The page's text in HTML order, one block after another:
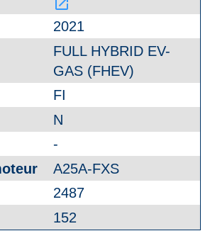
2021
FULL HYBRID EV-
GAS (FHEV)
FI
N
-
A25A-FXS
2487
152